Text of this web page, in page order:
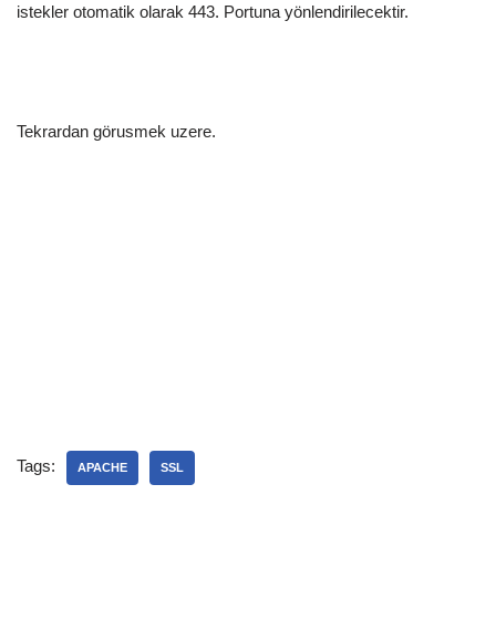
istekler otomatik olarak 443. Portuna yönlendirilecektir.
Tekrardan görusmek uzere.
Tags: APACHE SSL